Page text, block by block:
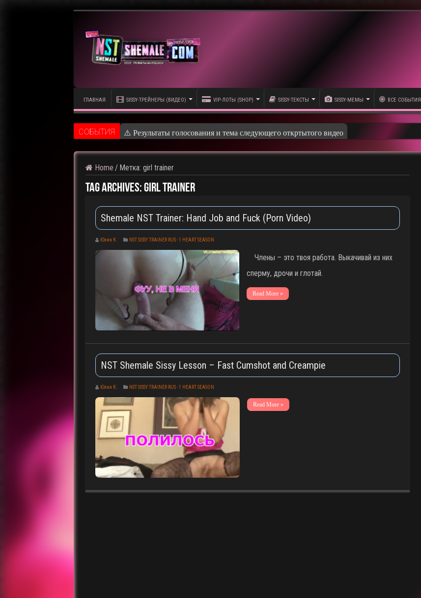
ГЛАВНАЯ SISSY-ТРЕЙНЕРЫ (ВИДЕО) VIP-ЛОТЫ (SHOP) SISSY-ТЕКСТЫ SISSY-МЕМЫ ВСЕ СОБЫТИЯ
CОБЫТИЯ ⚠️ Результаты голосования и тема следующего откртытого видео
Home / Метка: girl trainer
Tag Archives:girl trainer
Shemale NST Trainer: Hand Job and Fuck (Porn Video)
Юлия К. NST SISSY TRAINER RUS - 1 HEART SEASON
Члены – это твоя работа. Выкачивай из них
сперму, дрочи и глотай.
Read More »
NST Shemale Sissy Lesson – Fast Cumshot and Creampie
Юлия К. NST SISSY TRAINER RUS - 1 HEART SEASON
Read More »